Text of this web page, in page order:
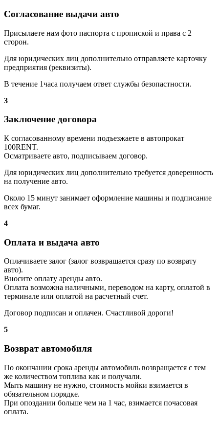
Согласование выдачи авто
Присылаете нам фото паспорта с пропиской и права с 2
сторон.
Для юридических лиц дополнительно отправляете карточку
предприятия (реквизиты).
В течение 1часа получаем ответ службы безопастности.
3
Заключение договора
К согласованному времени подъезжаете в автопрокат
100RENT.
Осматриваете авто, подписываем договор.
Для юридических лиц дополнительно требуется доверенность
на получение авто.
Около 15 минут занимает оформление машины и подписание
всех бумаг.
4
Оплата и выдача авто
Оплачиваете залог (залог возвращается сразу по возврату
авто).
Вносите оплату аренды авто.
Оплата возможна наличными, переводом на карту, оплатой в
терминале или оплатой на расчетный счет.
Договор подписан и оплачен. Счастливой дороги!
5
Возврат автомобиля
По окончании срока аренды автомобиль возвращается с тем
же количеством топлива как и получали.
Мыть машину не нужно, стоимость мойки взимается в
обязательном порядке.
При опоздании больше чем на 1 час, взимается почасовая
оплата.